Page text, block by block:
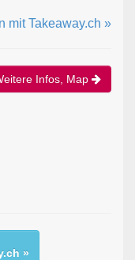
mit Takeaway.ch »
Infos, Map
»